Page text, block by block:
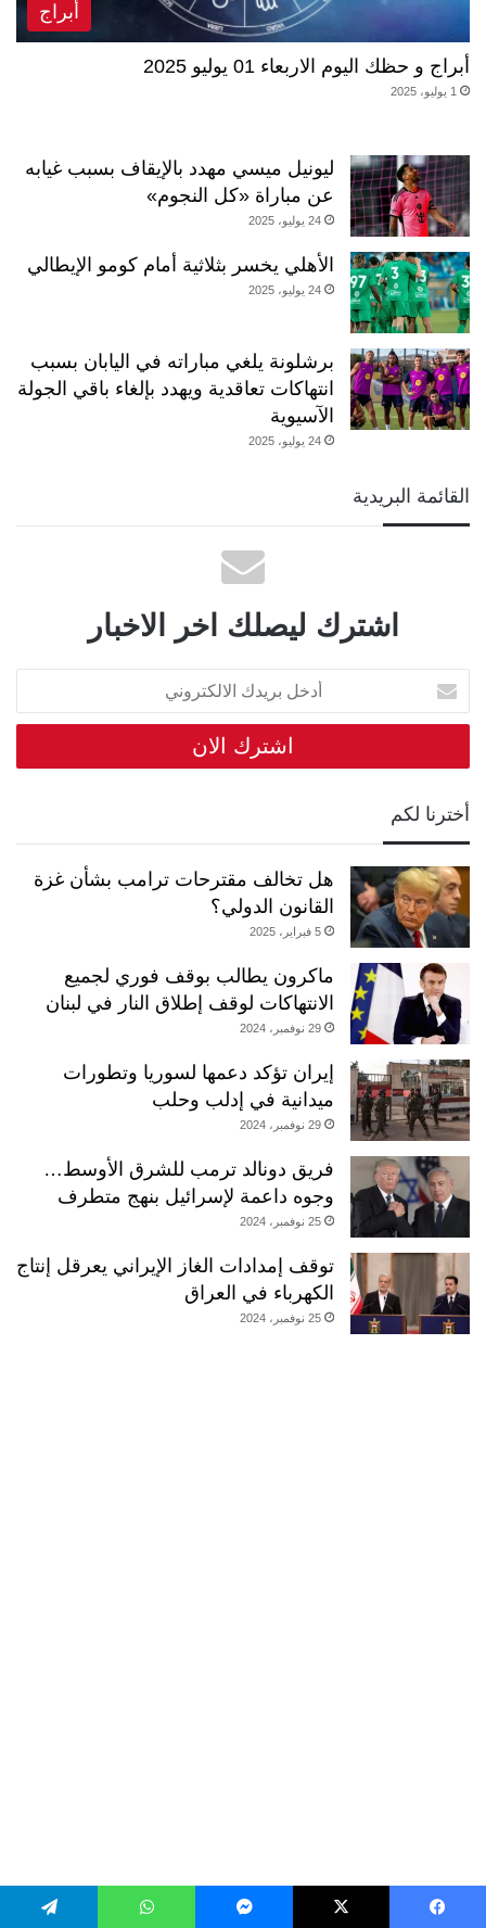
أبراج
أبراج و حظك اليوم الاربعاء 01 يوليو 2025
1 يوليو، 2025
ليونيل ميسي مهدد بالإيقاف بسبب غيابه
عن مباراة «كل النجوم»
24 يوليو، 2025
الأهلي يخسر بثلاثية أمام كومو الإيطالي
24 يوليو، 2025
برشلونة يلغي مباراته في اليابان بسبب
انتهاكات تعاقدية ويهدد بإلغاء باقي الجولة
الآسيوية
24 يوليو، 2025
القائمة البريدية
اشترك ليصلك اخر الاخبار
أدخل
بريدك
الالكتروني
أخترنا لكم
هل تخالف مقترحات ترامب بشأن غزة
القانون الدولي؟
5 فبراير، 2025
ماكرون يطالب بوقف فوري لجميع
الانتهاكات لوقف إطلاق النار في لبنان
29 نوفمبر، 2024
إيران تؤكد دعمها لسوريا وتطورات
ميدانية في إدلب وحلب
29 نوفمبر، 2024
فريق دونالد ترمب للشرق الأوسط…
وجوه داعمة لإسرائيل بنهج متطرف
25 نوفمبر، 2024
توقف إمدادات الغاز الإيراني يعرقل إنتاج
الكهرباء في العراق
25 نوفمبر، 2024